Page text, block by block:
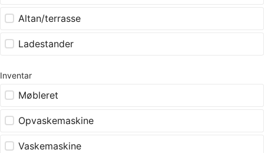
Altan/terrasse
Ladestander
Inventar
Møbleret
Opvaskemaskine
Vaskemaskine